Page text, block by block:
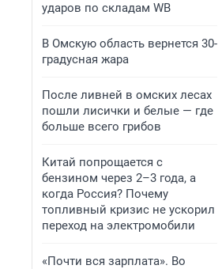
ударов по складам WB
В Омскую область вернется 30-
градусная жара
После ливней в омских лесах
пошли лисички и белые — где
больше всего грибов
Китай попрощается с
бензином через 2–3 года, а
когда Россия? Почему
топливный кризис не ускорил
переход на электромобили
«Почти вся зарплата». Во